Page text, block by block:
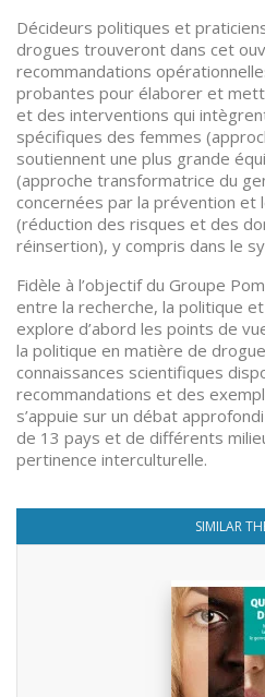
Décideurs politiques et
drogues trouveront dans cet
recommandations
probantes pour élaborer et
et des interventions qui
spécifiques des femmes
soutiennent une plus grande
(approche transformatrice du
concernées par la prévention et
(réduction des risques et des
réinsertion), y compris dans le
Fidèle à l’objectif du Groupe
entre la recherche, la politique
explore d’abord les points de
la politique en matière de
connaissances scientifiques
recommandations et des
s’appuie sur un débat
de 13 pays et de différents
pertinence interculturelle.
SIMILAR